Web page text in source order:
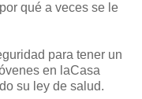
qué a veces se le
para tener un
en laCasa
su ley de salud.